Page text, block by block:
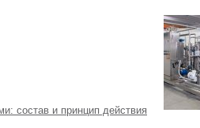
состав и принцип действия